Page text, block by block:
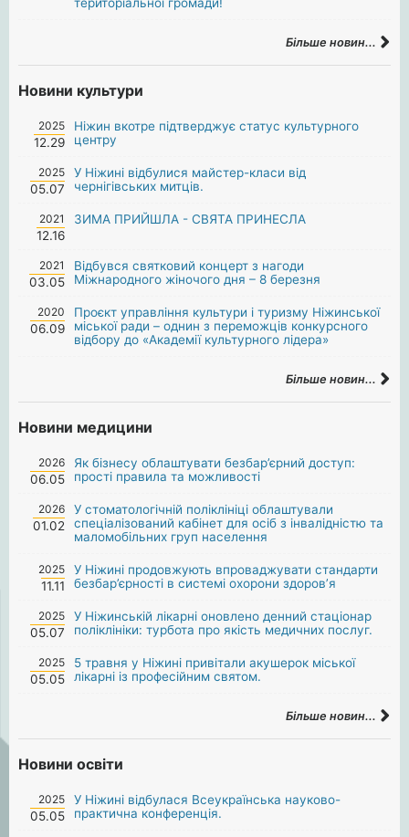
Більше новин...
Новини культури
2025
12.29
Ніжин вкотре підтверджує статус культурного
центру
2025
05.07
У Ніжині відбулися майстер-класи від
чернігівських митців.
2021
12.16
ЗИМА ПРИЙШЛА - СВЯТА ПРИНЕСЛА
2021
03.05
Відбувся святковий концерт з нагоди
Міжнародного жіночого дня – 8 березня
2020
06.09
Проєкт управління культури і туризму Ніжинської
міської ради – однин з переможців конкурсного
відбору до «Академії культурного лідера»
Більше новин...
Новини медицини
2026
06.05
Як бізнесу облаштувати безбар’єрний доступ:
прості правила та можливості
2026
01.02
У стоматологічній поліклініці облаштували
спеціалізований кабінет для осіб з інвалідністю та
маломобільних груп населення
2025
11.11
У Ніжині продовжують впроваджувати стандарти
безбар’єрності в системі охорони здоров’я
2025
05.07
У Ніжинській лікарні оновлено денний стаціонар
поліклініки: турбота про якість медичних послуг.
2025
05.05
5 травня у Ніжині привітали акушерок міської
лікарні із професійним святом.
Більше новин...
Новини освіти
2025
05.05
У Ніжині відбулася Всеукраїнська науково-
практична конференція.